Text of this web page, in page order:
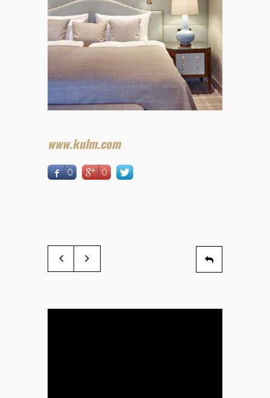
www.kulm.com
0 0